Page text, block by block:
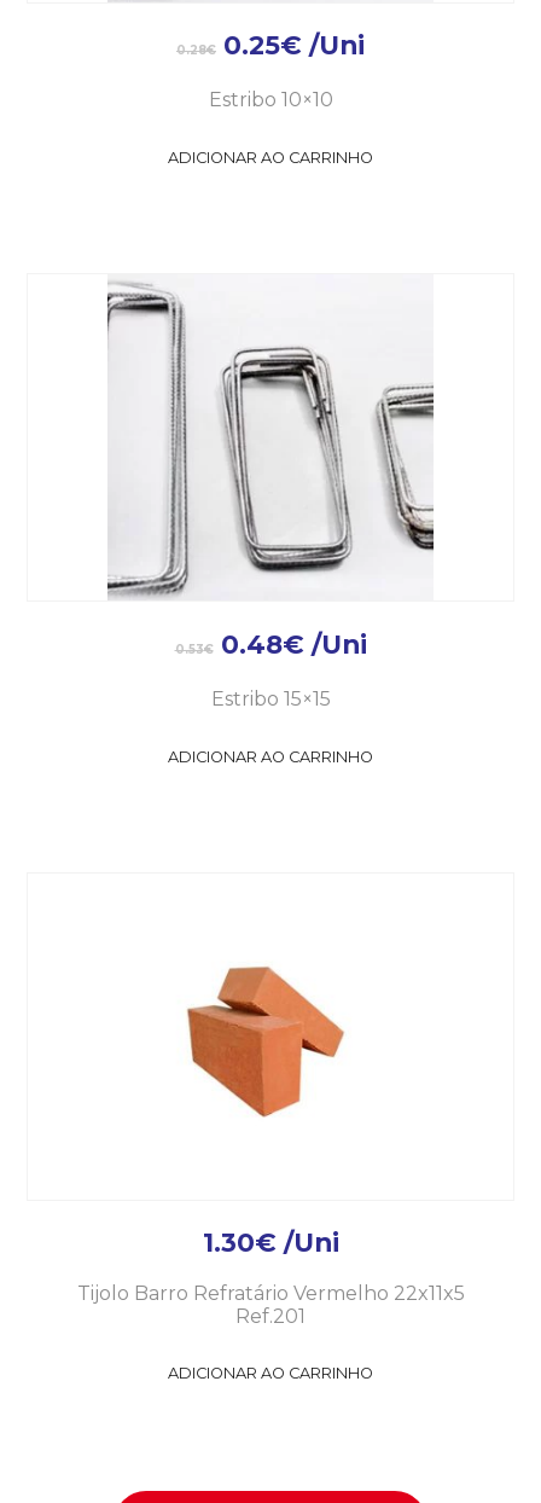
0.28€ 0.25€ /Uni
Estribo 10×10
ADICIONAR AO CARRINHO
0.53€ 0.48€ /Uni
Estribo 15×15
ADICIONAR AO CARRINHO
1.30€ /Uni
Tijolo Barro Refratário Vermelho 22x11x5
Ref.201
ADICIONAR AO CARRINHO